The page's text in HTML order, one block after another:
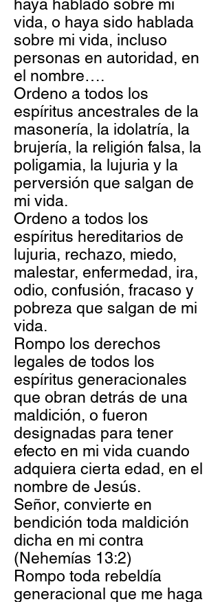
haya hablado sobre mi
vida, o haya sido hablada
sobre mi vida, incluso
personas en autoridad, en
el nombre….
Ordeno a todos los
espíritus ancestrales de la
masonería, la idolatría, la
brujería, la religión falsa, la
poligamia, la lujuria y la
perversión que salgan de
mi vida.
Ordeno a todos los
espíritus hereditarios de
lujuria, rechazo, miedo,
malestar, enfermedad, ira,
odio, confusión, fracaso y
pobreza que salgan de mi
vida.
Rompo los derechos
legales de todos los
espíritus generacionales
que obran detrás de una
maldición, o fueron
designadas para tener
efecto en mi vida cuando
adquiera cierta edad, en el
nombre de Jesús.
Señor, convierte en
bendición toda maldición
dicha en mi contra
(Nehemías 13:2)
Rompo toda rebeldía
generacional que me haga